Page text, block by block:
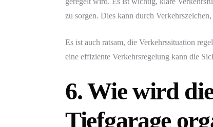
zu sorgen. Dies kann durch
Es ist auch ratsam, die Verkehrssituation
eine effiziente Verkehrsregelung kann die
6. Wie wird
Tiefgarage